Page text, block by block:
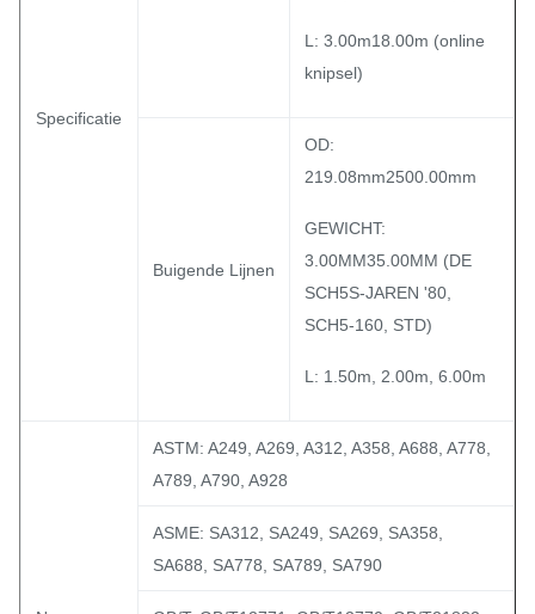
Specificatie
L: 3.00m18.00m (online
knipsel)
Buigende Lijnen
OD:
219.08mm2500.00mm
GEWICHT:
3.00MM35.00MM (DE
SCH5S-JAREN '80,
SCH5-160, STD)
L: 1.50m, 2.00m, 6.00m
ASTM: A249, A269, A312, A358, A688, A778,
A789, A790, A928
ASME: SA312, SA249, SA269, SA358,
SA688, SA778, SA789, SA790